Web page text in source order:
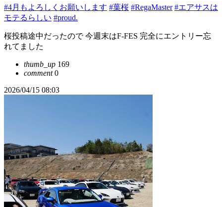
#4月もよろしくお願いします #葉桜 #RegaMaster #エアサスは
モテるらしい #proud.
桜投稿途中だったので 今週末はF-FES 完全にエントリー忘
れてました
thumb_up 169
comment0
2026/04/15 08:03